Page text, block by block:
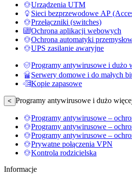
Urządzenia UTM
Sieci bezprzewodowe AP
Przełączniki (switches)
Ochrona aplikacji webowych
Ochrona automatyki
UPS zasilanie awaryjne
Programy antywirusowe i dużo
Serwery domowe i do małych
Kopie zapasowe
< Programy antywirusowe i dużo
Programy antywirusowe –
Programy antywirusowe –
Programy antywirusowe –
Prywatne połączenia VPN
Kontrola rodzicielska
Informacje